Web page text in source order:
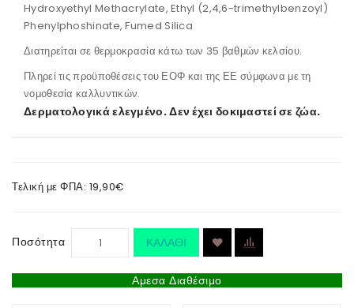
Hydroxyethyl Methacrylate, Ethyl (2,4,6-trimethylbenzoyl)
Phenylphoshinate, Fumed Silica
Διατηρείται σε θερμοκρασία κάτω των 35 βαθμών κελσίου.
Πληρεί τις προϋποθέσεις του ΕΟΦ και της ΕΕ σύμφωνα με τη
νομοθεσία καλλυντικών.
Δερματολογικά ελεγμένο. Δεν έχει δοκιμαστεί σε ζώα.
Τελική με ΦΠΑ: 19,90€
Ποσότητα ΚΑΛΆΘΙ
Αμεσα Διαθέσιμο